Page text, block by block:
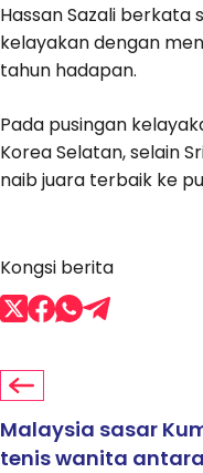
Hassan Sazali berkata
kelayakan dengan
tahun hadapan.
Pada pusingan
Korea Selatan, selain
naib juara terbaik ke
Kongsi berita
Malaysia sasar
tenis wanita